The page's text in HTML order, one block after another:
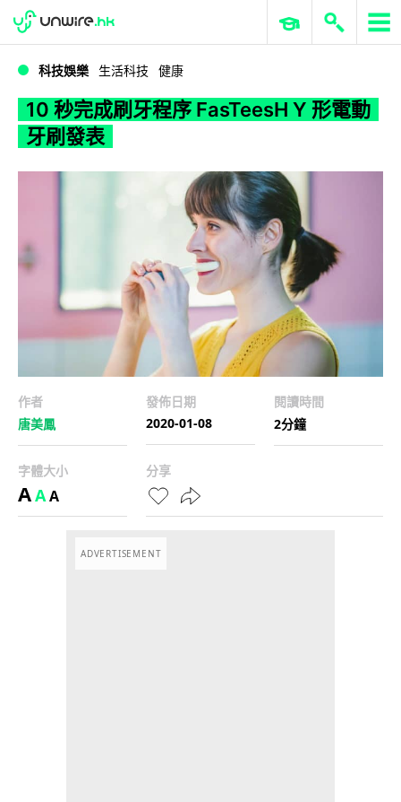
WWDC 2026 ERP 與商業 AI
科技娛樂 生活科技 健康
10 秒完成刷牙程序 FasTeesH Y 形電動
牙刷發表
作者
唐美鳳
發佈日期
2020-01-08
閱讀時間
2分鐘
字體大小
AAA
分享
ADVERTISEMENT